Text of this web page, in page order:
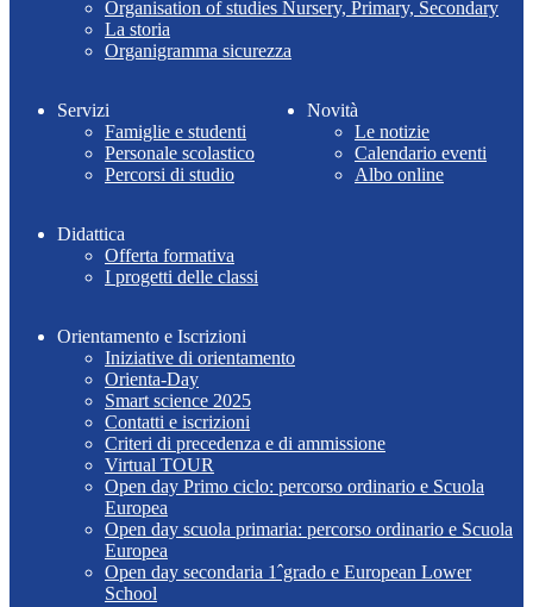
Organisation of studies Nursery, Primary, Secondary
La storia
Organigramma sicurezza
Servizi
Famiglie e studenti
Personale scolastico
Percorsi di studio
Novità
Le notizie
Calendario eventi
Albo online
Didattica
Offerta formativa
I progetti delle classi
Orientamento e Iscrizioni
Iniziative di orientamento
Orienta-Day
Smart science 2025
Contatti e iscrizioni
Criteri di precedenza e di ammissione
Virtual TOUR
Open day Primo ciclo: percorso ordinario e Scuola
Europea
Open day scuola primaria: percorso ordinario e Scuola
Europea
Open day secondaria 1ˆgrado e European Lower
School